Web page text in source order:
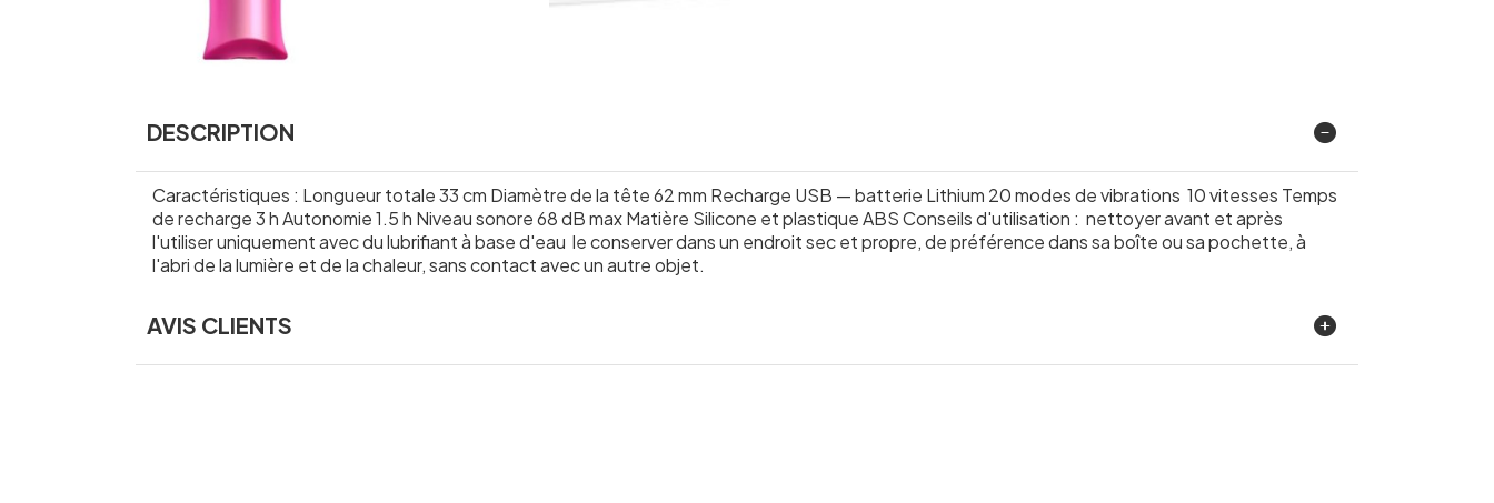
DESCRIPTION
Caractéristiques : Longueur totale 33 cm Diamètre de la tête 62 mm Recharge USB — batterie Lithium 20 modes de vibrations 10 vitesses Temps
de recharge 3 h Autonomie 1.5 h Niveau sonore 68 dB max Matière Silicone et plastique ABS Conseils d'utilisation : nettoyer avant et après
l'utiliser uniquement avec du lubrifiant à base d'eau le conserver dans un endroit sec et propre, de préférence dans sa boîte ou sa pochette, à
l'abri de la lumière et de la chaleur, sans contact avec un autre objet.
AVIS CLIENTS